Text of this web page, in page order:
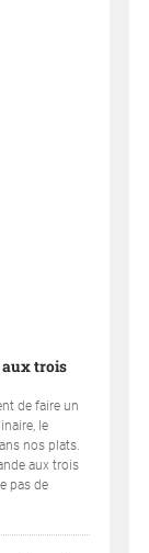
aux trois
de faire un
le
nos plats.
aux trois
pas de